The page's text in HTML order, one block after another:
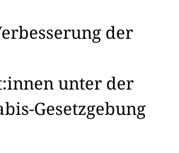
der
unter der
Gesetzgebung